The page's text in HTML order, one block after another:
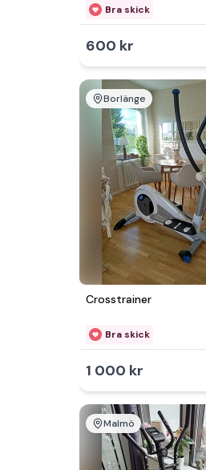
Bra skick
600 kr
Borlänge
Crosstrainer
Bra skick
1 000 kr
Malmö